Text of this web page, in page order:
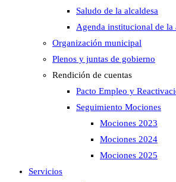
Saludo de la alcaldesa
Agenda institucional de la
Organización municipal
Plenos y juntas de gobierno
Rendición de cuentas
Pacto Empleo y
Seguimiento Mociones
Mociones 2023
Mociones 2024
Mociones 2025
Servicios